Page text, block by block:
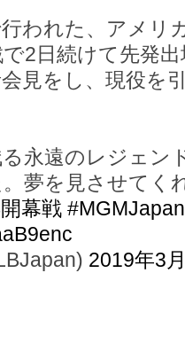
われた、アメリ
2日続けて先発
見をし、現役を
永遠のレジェン
夢を見させてく
幕戦 #MGMJapan
2019年3